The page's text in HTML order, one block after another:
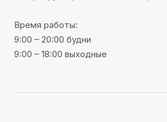
Время работы:
9:00 – 20:00 будни
9:00 – 18:00 выходные